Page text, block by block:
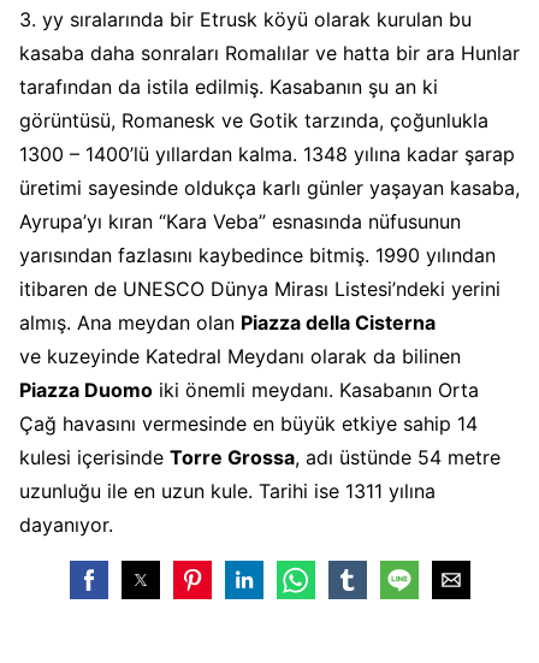
3. yy sıralarında bir Etrusk köyü olarak kurulan bu
kasaba daha sonraları Romalılar ve hatta bir ara Hunlar
tarafından da istila edilmiş. Kasabanın şu an ki
görüntüsü, Romanesk ve Gotik tarzında, çoğunlukla
1300 – 1400’lü yıllardan kalma. 1348 yılına kadar şarap
üretimi sayesinde oldukça karlı günler yaşayan kasaba,
Ayrupa’yı kıran “Kara Veba” esnasında nüfusunun
yarısından fazlasını kaybedince bitmiş. 1990 yılından
itibaren de UNESCO Dünya Mirası Listesi’ndeki yerini
almış. Ana meydan olan Piazza della Cisterna
ve kuzeyinde Katedral Meydanı olarak da bilinen
Piazza Duomo iki önemli meydanı. Kasabanın Orta
Çağ havasını vermesinde en büyük etkiye sahip 14
kulesi içerisinde Torre Grossa, adı üstünde 54 metre
uzunluğu ile en uzun kule. Tarihi ise 1311 yılına
dayanıyor.